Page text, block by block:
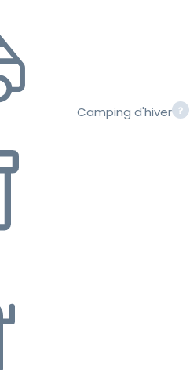
Camping d'hiver